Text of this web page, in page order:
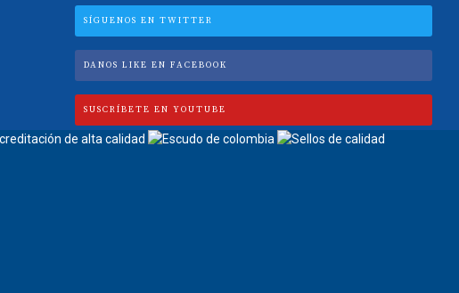
SÍGUENOS EN TWITTER
DANOS LIKE EN FACEBOOK
SUSCRÍBETE EN YOUTUBE